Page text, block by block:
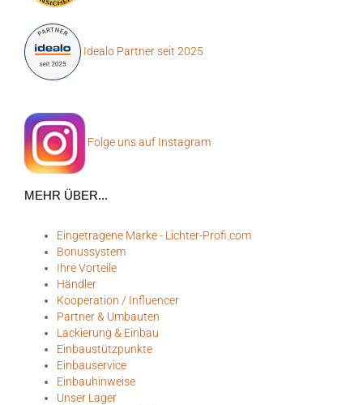
Idealo Partner seit 2025
Folge uns auf Instagram
MEHR ÜBER...
Eingetragene Marke - Lichter-Profi.com
Bonussystem
Ihre Vorteile
Händler
Kooperation / Influencer
Partner & Umbauten
Lackierung & Einbau
Einbaustützpunkte
Einbauservice
Einbauhinweise
Unser Lager